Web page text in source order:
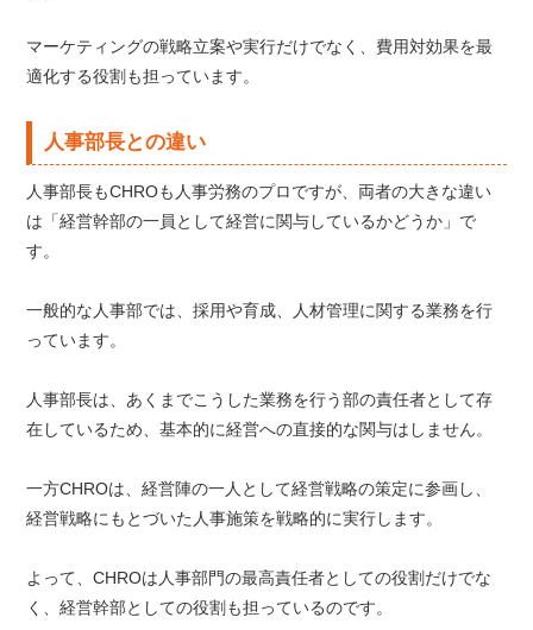
マーケティングの戦略立案や実行だけでなく、費用対効果を最
適化する役割も担っています。
人事部長との違い
人事部長もCHROも人事労務のプロですが、両者の大きな違い
は「経営幹部の一員として経営に関与しているかどうか」で
す。
一般的な人事部では、採用や育成、人材管理に関する業務を行
っています。
人事部長は、あくまでこうした業務を行う部の責任者として存
在しているため、基本的に経営への直接的な関与はしません。
一方CHROは、経営陣の一人として経営戦略の策定に参画し、
経営戦略にもとづいた人事施策を戦略的に実行します。
よって、CHROは人事部門の最高責任者としての役割だけでな
く、経営幹部としての役割も担っているのです。